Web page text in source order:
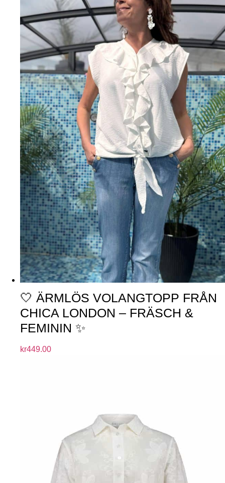
🤍 ÄRMLÖS VOLANGTOPP FRÅN
CHICA LONDON – FRÄSCH &
FEMININ ✨
kr449.00